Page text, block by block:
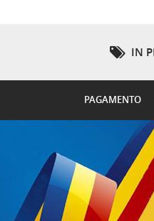
IN
PAGAMENTO